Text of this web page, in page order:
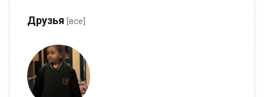
Друзья [все]